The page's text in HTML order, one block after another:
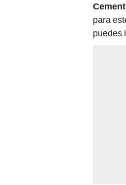
para
puedes